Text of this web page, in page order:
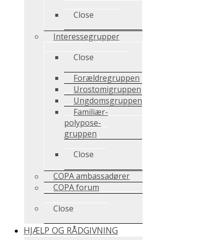
Close
Interessegrupper
Close
Forældregruppen
Urostomigruppen
Ungdomsgruppen
Familiær-
polypose-
gruppen
Close
COPA ambassadører
COPA forum
Close
HJÆLP OG RÅDGIVNING